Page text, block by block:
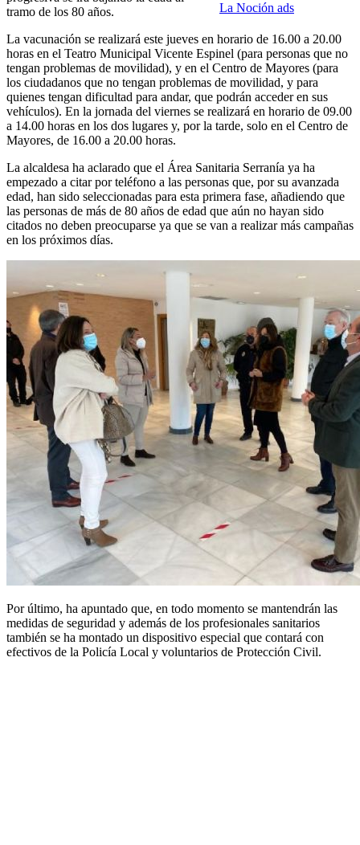
La Noción ads
tramo de los 80 años.
La vacunación se realizará este jueves en horario de 16.00 a 20.00
horas en el Teatro Municipal Vicente Espinel (para personas que no
tengan problemas de movilidad), y en el Centro de Mayores (para
los ciudadanos que no tengan problemas de movilidad, y para
quienes tengan dificultad para andar, que podrán acceder en sus
vehículos). En la jornada del viernes se realizará en horario de 09.00
a 14.00 horas en los dos lugares y, por la tarde, solo en el Centro de
Mayores, de 16.00 a 20.00 horas.
La alcaldesa ha aclarado que el Área Sanitaria Serranía ya ha
empezado a citar por teléfono a las personas que, por su avanzada
edad, han sido seleccionadas para esta primera fase, añadiendo que
las personas de más de 80 años de edad que aún no hayan sido
citados no deben preocuparse ya que se van a realizar más campañas
en los próximos días.
Por último, ha apuntado que, en todo momento se mantendrán las
medidas de seguridad y además de los profesionales sanitarios
también se ha montado un dispositivo especial que contará con
efectivos de la Policía Local y voluntarios de Protección Civil.